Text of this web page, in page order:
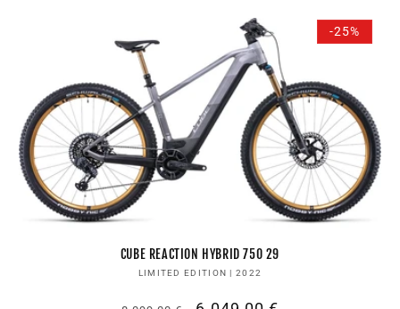
-25%
CUBE REACTION HYBRID 750 29
Anbieter:
LIMITED EDITION | 2022